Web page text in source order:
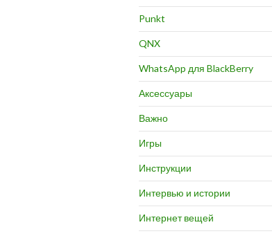
Punkt
QNX
WhatsApp для BlackBerry
Аксессуары
Важно
Игры
Инструкции
Интервью и истории
Интернет вещей